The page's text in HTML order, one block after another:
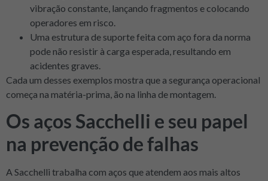
vibração constante, lançando fragmentos e colocando
operadores em risco.
Uma estrutura de suporte feita com aço fora da norma
pode não resistir à carga esperada, resultando em
acidentes graves.
Cada um desses exemplos mostra que a segurança operacional
começa na matéria-prima, ão na linha de montagem.
Os aços Sacchelli e seu papel
na prevenção de falhas
A Sacchelli trabalha com aços que atendem aos mais altos